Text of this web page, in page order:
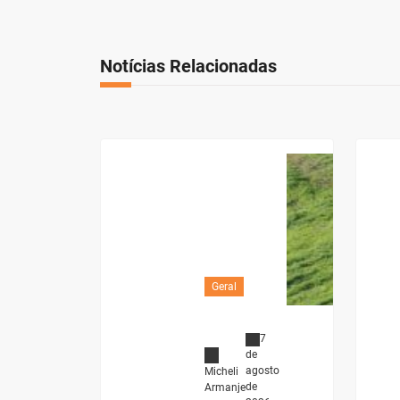
Notícias Relacionadas
Geral
Micheli
Armanje
7
de
agosto
de